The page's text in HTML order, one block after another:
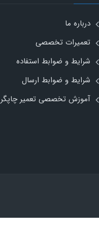
درباره ما
تعمیرات تخصصی
شرایط و ضوابط استفاده
شرایط و ضوابط ارسال
آموزش تخصصی تعمیر چاپگر